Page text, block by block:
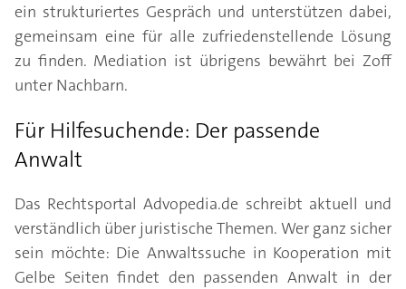
ein strukturiertes Gespräch und unterstützen dabei,
gemeinsam eine für alle zufriedenstellende Lösung
zu finden. Mediation ist übrigens bewährt bei Zoff
unter Nachbarn.
Für Hilfesuchende: Der passende
Anwalt
Das Rechtsportal Advopedia.de schreibt aktuell und
verständlich über juristische Themen. Wer ganz sicher
sein möchte: Die Anwaltssuche in Kooperation mit
Gelbe Seiten findet den passenden Anwalt in der